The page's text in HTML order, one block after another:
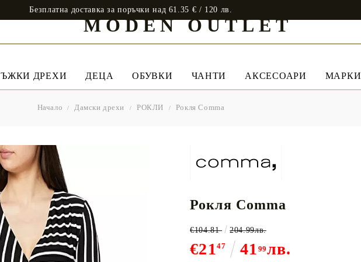
Безплатна доставка за поръчки над 61.35 € / 120 лв.
MODEN OUTLET
ДРЕХИ ДЕЦА ОБУВКИ ЧАНТИ АКСЕСОАРИ МАРКИ
Начало Дамски дрехи РОКЛИ Рокля Comma
Рокля Comma
€2147 41 99лв.
€104.81 204.99лв.